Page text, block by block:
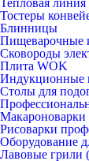
Тепловая линия
Тостеры
Блинницы
Пищеварочные
Сковороды
Плита WOK
Индукционные
Столы для
Макароноварки
Рисоварки
Оборудование
Лавовые грили